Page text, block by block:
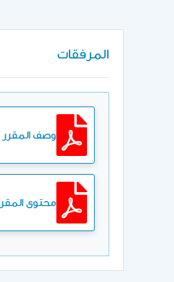
المرفقات
وصف المقرر
محتوى